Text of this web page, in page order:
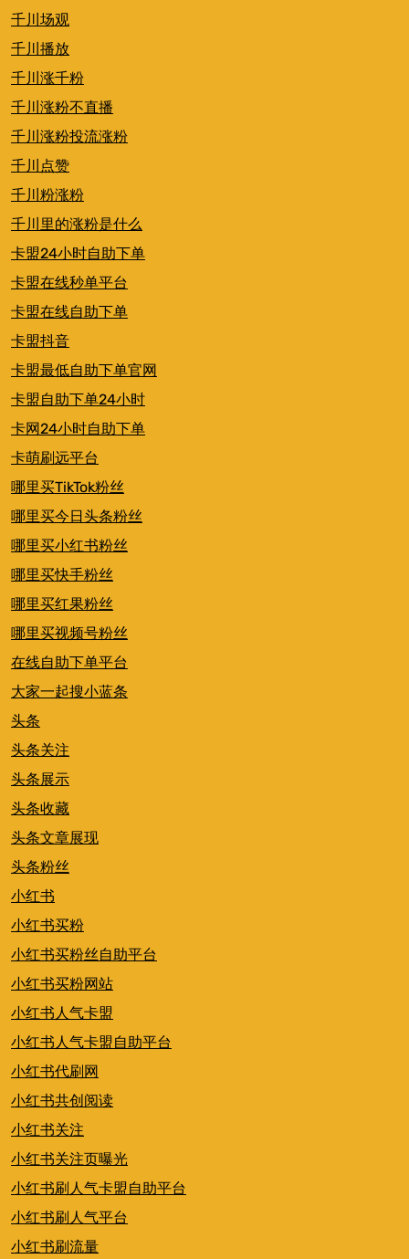
千川场观
千川播放
千川涨千粉
千川涨粉不直播
千川涨粉投流涨粉
千川点赞
千川粉涨粉
千川里的涨粉是什么
卡盟24小时自助下单
卡盟在线秒单平台
卡盟在线自助下单
卡盟抖音
卡盟最低自助下单官网
卡盟自助下单24小时
卡网24小时自助下单
卡萌刷远平台
哪里买TikTok粉丝
哪里买今日头条粉丝
哪里买小红书粉丝
哪里买快手粉丝
哪里买红果粉丝
哪里买视频号粉丝
在线自助下单平台
大家一起搜小蓝条
头条
头条关注
头条展示
头条收藏
头条文章展现
头条粉丝
小红书
小红书买粉
小红书买粉丝自助平台
小红书买粉网站
小红书人气卡盟
小红书人气卡盟自助平台
小红书代刷网
小红书共创阅读
小红书关注
小红书关注页曝光
小红书刷人气卡盟自助平台
小红书刷人气平台
小红书刷流量